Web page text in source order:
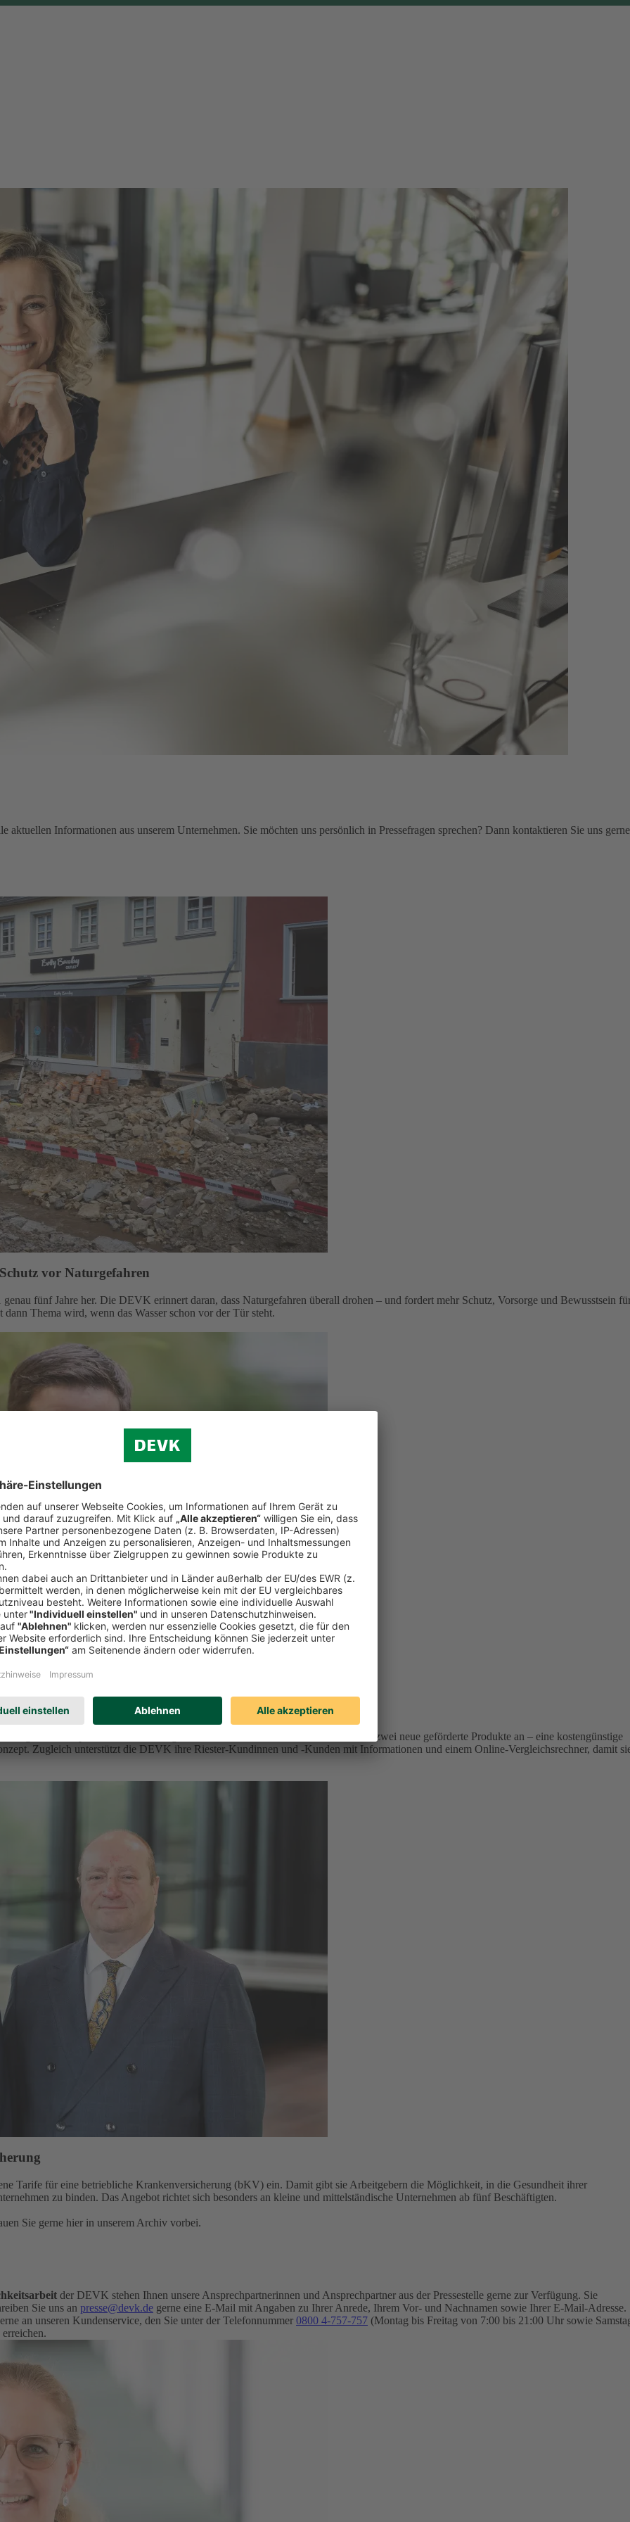
Informationen aus unserem Unternehmen. Sie möchten uns persönlich in Pressefragen sprechen? Dann kontaktieren Sie uns
vor Naturgefahren
fünf Jahre her. Die DEVK erinnert daran, dass Naturgefahren überall drohen – und fordert mehr Schutz, Vorsorge und Bewusstsein
Thema wird, wenn das Wasser schon vor der Tür steht.
vor
geförderten privaten Altersvorsorge ein. Ab 2027 bietet der Kölner Versicherer zwei neue geförderte Produkte an – eine kostengünstige
Zugleich unterstützt die DEVK ihre Riester-Kundinnen und -Kunden mit Informationen und einem Online-Vergleichsrechner, damit
Tarife für eine betriebliche Krankenversicherung (bKV) ein. Damit gibt sie Arbeitgebern die Möglichkeit, in die Gesundheit ihrer
zu binden. Das Angebot richtet sich besonders an kleine und mittelständische Unternehmen ab fünf Beschäftigten.
Sie gerne hier in unserem Archiv vorbei.
der DEVK stehen Ihnen unsere Ansprechpartnerinnen und Ansprechpartner aus der Pressestelle gerne zur Verfügung. Sie
Sie uns an presse@devk.de gerne eine E-Mail mit Angaben zu Ihrer Anrede, Ihrem Vor- und Nachnamen sowie Ihrer E-Mail-Adresse.
an unseren Kundenservice, den Sie unter der Telefonnummer 0800 4-757-757 (Montag bis Freitag von 7:00 bis 21:00 Uhr sowie